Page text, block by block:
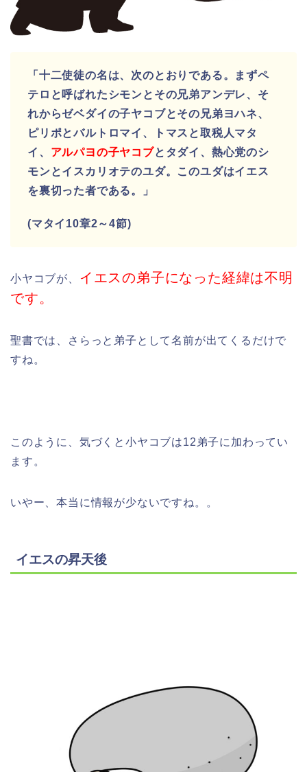
「十二使徒の名は、次のとおりである。まずペ
テロと呼ばれたシモンとその兄弟アンデレ、そ
れからゼベダイの子ヤコブとその兄弟ヨハネ、
ピリポとバルトロマイ、トマスと取税人マタ
イ、 アルパヨの子ヤコブとタダイ、 熱心党のシ
モンとイスカリオテのユダ。このユダはイエス
を裏切った者である。
」
(マタイ10章2～4節)
小ヤコブが、
イエスの弟子になった経緯は不明
です。
聖書では、さらっと弟子として名前が出てくるだけで
すね。
このように、気づくと小ヤコブは12弟子に加わってい
ます。
いやー、本当に情報が少ないですね。。
イエスの昇天後